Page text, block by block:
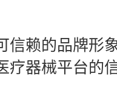
信赖的品牌形
疗器械平台的